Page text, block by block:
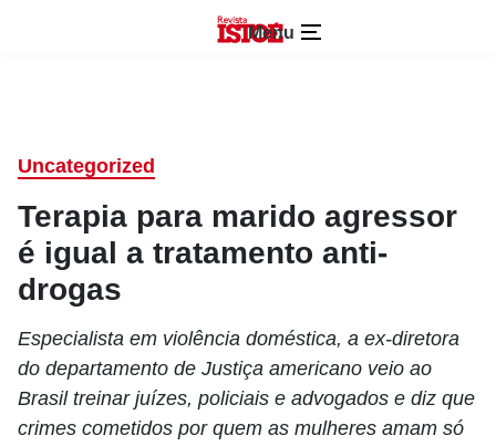
Menu
Uncategorized
Terapia para marido agressor
é igual a tratamento anti-
drogas
Especialista em violência doméstica, a ex-diretora
do departamento de Justiça americano veio ao
Brasil treinar juízes, policiais e advogados e diz que
crimes cometidos por quem as mulheres amam só